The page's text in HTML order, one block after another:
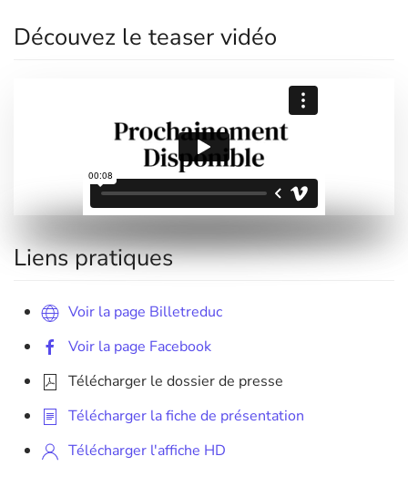
Découvez le teaser vidéo
Liens pratiques
Voir la page Billetreduc
Voir la page Facebook
Télécharger le dossier de presse
Télécharger la fiche de présentation
Télécharger l'affiche HD